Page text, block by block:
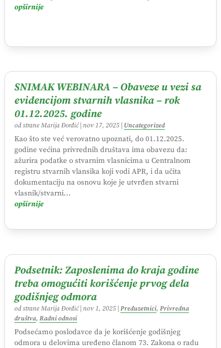
opširnije
SNIMAK WEBINARA – Obaveze u vezi sa
evidencijom stvarnih vlasnika – rok
01.12.2025. godine
od straneMarija Đorđić| nov 17, 2025| Uncategorized
Kao što ste već verovatno upoznati, do 01.12.2025.
godine većina privrednih društava ima obavezu da:
ažurira podatke o stvarnim vlasnicima u Centralnom
registru stvarnih vlansika koji vodi APR, i da učita
dokumentaciju na osnovu koje je utvrđen stvarni
vlasnik/stvarni...
opširnije
Podsetnik: Zaposlenima do kraja godine
treba omogućiti korišćenje prvog dela
godišnjeg odmora
od straneMarija Đorđić| nov 1, 2025| Preduzetnici, Privredna
društva, Radni odnosi
Podsećamo poslodavce da je korišćenje godišnjeg
odmora u delovima uređeno članom 73. Zakona o radu